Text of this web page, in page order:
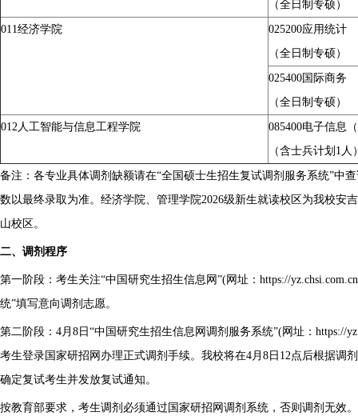
（全日制专硕）
011经济学院 025200应用统计
（全日制专硕）
025400国际商务
（全日制专硕）
012人工智能与信息工程学院 085400电子信息
（含士兵计划1人
备注：各专业具体调剂缺额请在“全国硕士生招生复试调剂服务系统”中
数以最终录取为准。经济学院、管理学院2026级新生就读校区为我校安
山校区。
二、调剂程序
第一阶段：考生关注“中国研究生招生信息网”(网址：https://
统”填写意向调剂志愿。
第二阶段：4月8日“中国研究生招生信息网调剂服务系统”(网址：https://
考生登录国家研招网办理正式调剂手续。我校将在4月8日12点后根据调
确定复试考生并发放复试通知。
按教育部要求，考生调剂必须通过国家研招网调剂系统，否则调剂无效